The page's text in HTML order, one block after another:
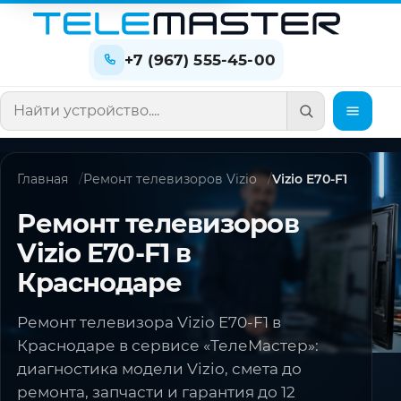
+7 (967) 555-45-00
Поиск по сайту
Главная Ремонт телевизоров Vizio Vizio E70-F1
Ремонт телевизоров
Vizio E70-F1 в
Краснодаре
Ремонт телевизора Vizio E70-F1 в
Краснодаре в сервисе «ТелеМастер»:
диагностика модели Vizio, смета до
ремонта, запчасти и гарантия до 12